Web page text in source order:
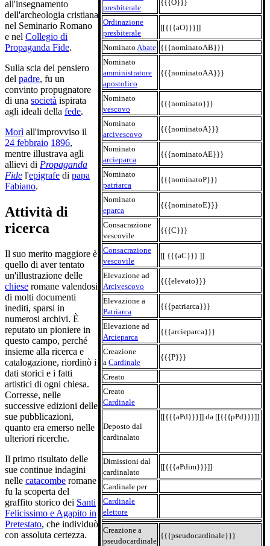
presbiterale
{{{O}}}
Ordinazione
presbiterale
[[{{{aO}}}]]
Nominato Abate {{{nominatoAB}}}
Nominato
amministratore
apostolico
{{{nominatoAA}}}
Nominato
vescovo
{{{nominato}}}
Nominato
arcivescovo
{{{nominatoA}}}
Nominato
arcieparca
{{{nominatoAE}}}
Nominato
patriarca
{{{nominatoP}}}
Nominato
eparca
{{{nominatoE}}}
Consacrazione
vescovile
{{{C}}}
Consacrazione
vescovile
[[ {{{aC}}} ]]
Elevazione ad
Arcivescovo
{{{elevato}}}
Elevazione a
Patriarca
{{{patriarca}}}
Elevazione ad
Arcieparca
{{{arcieparca}}}
Creazione
a Cardinale
{{{P}}}
Creato
Creato
Cardinale
Deposto dal
cardinalato
[[{{{aPd}}}]] da [[{{{pPd}}}]]
Dimissioni dal
cardinalato
[[{{{aPdim}}}]]
Cardinale per
Cardinale
elettore
Creazione a
pseudocardinale
{{{pseudocardinale}}}
all'insegnamento
dell'archeologia cristiana
nel Seminario Romano
e nel Collegio di
Propaganda Fide.
Sulla scia del pensiero
del padre, fu un
convinto propugnatore
di una società ispirata
agli ideali della fede.
Morì all'improvviso il
24 febbraio 1896,
mentre illustrava agli
allievi di Propaganda
Fide l'epigrafe di papa
Fabiano.
Attività di
ricerca
Il suo merito maggiore è
quello di aver tentato
un'illustrazione delle
chiese romane valendosi
di molti documenti
inediti, sparsi in
numerosi archivi. È
reputato un pioniere in
questo campo, perché
insieme alla ricerca e
catalogazione, riordinò i
dati storici e i fatti
artistici di ogni chiesa.
Corresse, nelle
successive edizioni delle
sue pubblicazioni,
quanto era emerso nelle
ulteriori ricerche.
Il primo risultato delle
sue continue indagini
nelle catacombe romane
fu la scoperta del
graffito storico dei Santi
Felicissimo e Agapito in
Pretestato, che individuò
con assoluta certezza.